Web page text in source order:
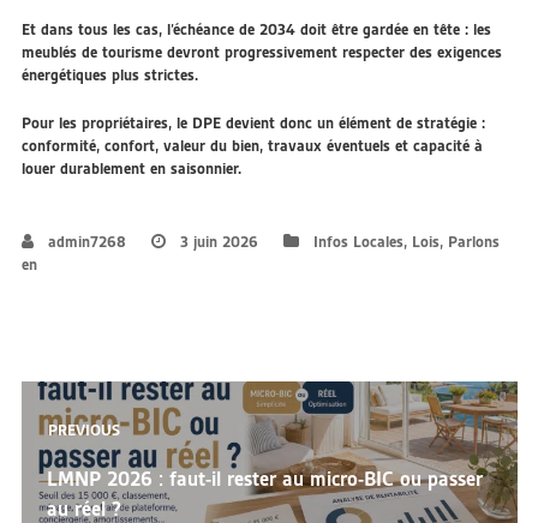
Et dans tous les cas, l’échéance de 2034 doit être gardée en tête : les
meublés de tourisme devront progressivement respecter des exigences
énergétiques plus strictes.
Pour les propriétaires, le DPE devient donc un élément de stratégie :
conformité, confort, valeur du bien, travaux éventuels et capacité à
louer durablement en saisonnier.
admin7268 3 juin 2026 Infos Locales, Lois, Parlons
en
Navigation
de
l’article
PREVIOUS
Previous
post:
LMNP 2026 : faut-il rester au micro-BIC ou passer
au réel ?